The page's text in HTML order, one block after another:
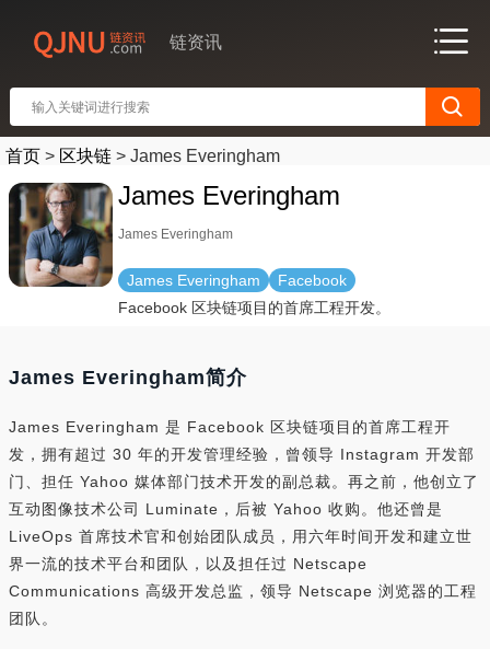
链资讯
首页 > 区块链 > James Everingham
James Everingham
James Everingham
James Everingham
Facebook
Facebook 区块链项目的首席工程开发。
James Everingham简介
James Everingham 是 Facebook 区块链项目的首席工程开
发，拥有超过 30 年的开发管理经验，曾领导 Instagram 开发部
门、担任 Yahoo 媒体部门技术开发的副总裁。再之前，他创立了
互动图像技术公司 Luminate，后被 Yahoo 收购。他还曾是
LiveOps 首席技术官和创始团队成员，用六年时间开发和建立世
界一流的技术平台和团队，以及担任过 Netscape
Communications 高级开发总监，领导 Netscape 浏览器的工程
团队。